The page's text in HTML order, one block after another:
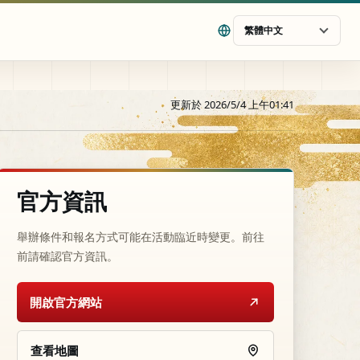
繁體中文
更新於 2026/5/4 上午01:41
官方資訊
舉辦條件和報名方式可能在活動臨近時變更。前往
前請確認官方資訊。
開啟官方網站
查看地圖